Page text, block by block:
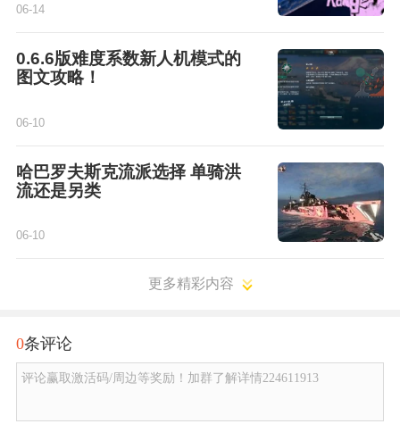
06-14
0.6.6版难度系数新人机模式的
图文攻略！
06-10
哈巴罗夫斯克流派选择 单骑洪
流还是另类
06-10
更多精彩内容
0条评论
评论赢取激活码/周边等奖励！加群了解详情224611913